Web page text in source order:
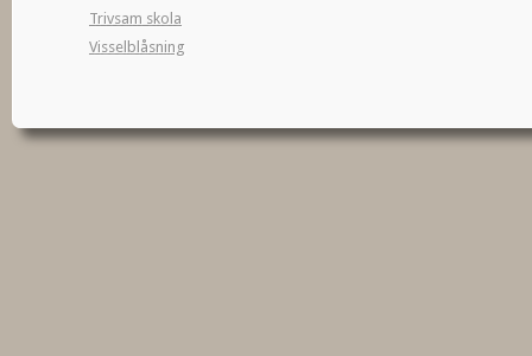
Trivsam skola
Visselblåsning